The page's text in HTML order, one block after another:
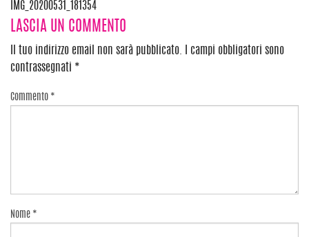
Navigazione
articoli
IMG_20200531_181354
LASCIA UN COMMENTO
Il tuo indirizzo email non sarà pubblicato.
I campi obbligatori sono
contrassegnati *
Commento *
Nome *